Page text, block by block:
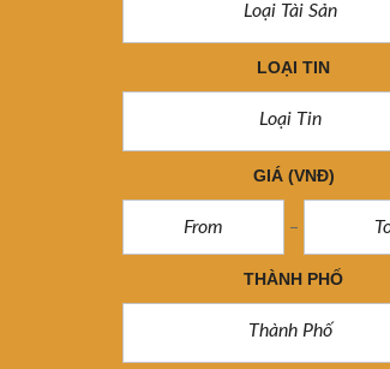
Loại Tài Sản
LOẠI TIN
Loại Tin
GIÁ (VNĐ)
THÀNH PHỐ
Thành Phố